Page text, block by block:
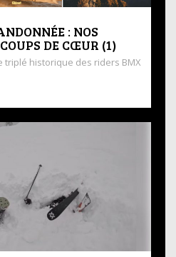
: NOS
DE CŒUR (1)
triplé historique des riders BMX